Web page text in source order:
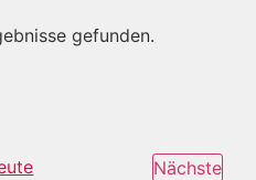
gefunden.
Nächste